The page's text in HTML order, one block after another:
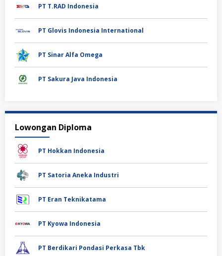
PT T.RAD Indonesia
PT Glovis Indonesia International
PT Sinar Alfa Omega
PT Sakura Java Indonesia
Lowongan Diploma
PT Hokkan Indonesia
PT Satoria Aneka Industri
PT Eran Teknikatama
PT Kyowa Indonesia
PT Berdikari Pondasi Perkasa Tbk